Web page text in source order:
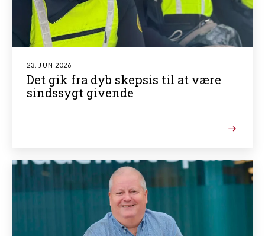
23. JUN 2026
Det gik fra dyb skepsis til at være
sindssygt givende